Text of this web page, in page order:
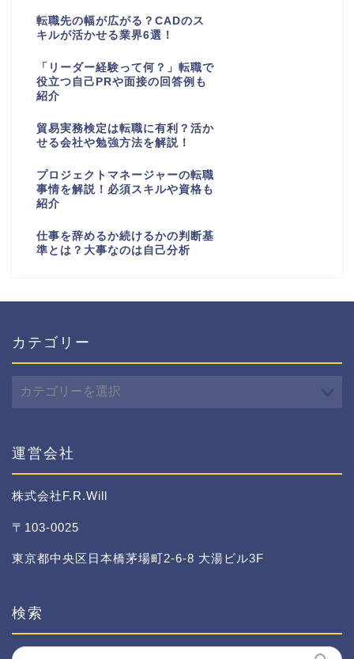
転職先の幅が広がる？CADのス
キルが活かせる業界6選！
「リーダー経験って何？」転職で
役立つ自己PRや面接の回答例も
紹介
貿易実務検定は転職に有利？活か
せる会社や勉強方法を解説！
プロジェクトマネージャーの転職
事情を解説！必須スキルや資格も
紹介
仕事を辞めるか続けるかの判断基
準とは？大事なのは自己分析
カテゴリー
テ
ー
運営会社
株式会社F.R.Will
〒103-0025
東京都中央区日本橋茅場町2-6-8 大湯ビル3F
検索